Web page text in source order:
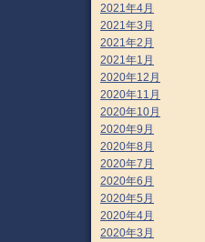
2021年4月
2021年3月
2021年2月
2021年1月
2020年12月
2020年11月
2020年10月
2020年9月
2020年8月
2020年7月
2020年6月
2020年5月
2020年4月
2020年3月